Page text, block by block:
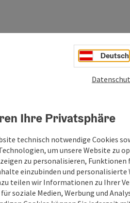
Deutsch
Ihre Privatsphäre
technisch notwendige Cookies
um unsere Website zu
zu personalisieren, Funktionen
einzubinden und personalisierte
teilen wir Informationen zu Ihrer
soziale Medien, Werbung und